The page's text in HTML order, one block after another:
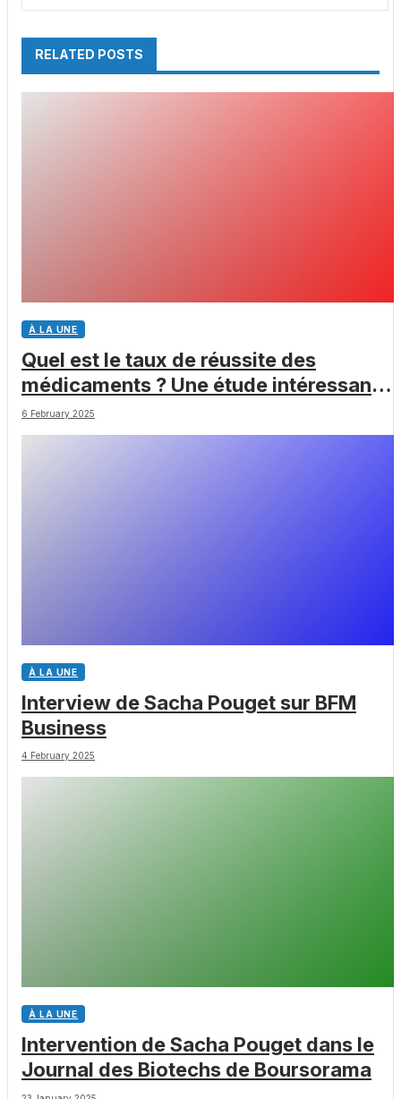
RELATED POSTS
À LA UNE
Quel est le taux de réussite des
médicaments ? Une étude intéressante
chez les Big Pharmas
6 February 2025
À LA UNE
Interview de Sacha Pouget sur BFM
Business
4 February 2025
À LA UNE
Intervention de Sacha Pouget dans le
Journal des Biotechs de Boursorama